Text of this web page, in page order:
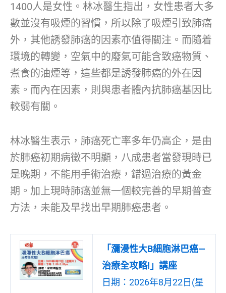
1400人是女性。林冰醫生指出，女性患者大多
數並沒有吸煙的習慣，所以除了吸煙引致肺癌
外，其他誘發肺癌的因素亦值得關注。而隨着
環境的轉變，空氣中的廢氣可能含致癌物質、
煮食的油煙等，這些都是誘發肺癌的外在因
素。而內在因素，則與患者體內抗肺癌基因比
較弱有關。
林冰醫生表示，肺癌死亡率多年仍高企，是由
於肺癌初期病徵不明顯，八成患者當發現時已
是晚期，不能用手術治療，錯過治療的黃金
期。加上現時肺癌並無一個較完善的早期普查
方法，未能及早找出早期肺癌患者。
「瀰漫性大B細胞淋巴癌—
治療全攻略!」講座
日期：2026年8月22日(星